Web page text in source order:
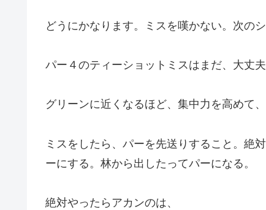
どうにかなります。ミスを嘆かない。次の
パー４のティーショットミスはまだ、大丈
グリーンに近くなるほど、集中力を高めて
ミスをしたら、パーを先送りすること。絶
ーにする。林から出したってパーになる。
絶対やったらアカンのは、